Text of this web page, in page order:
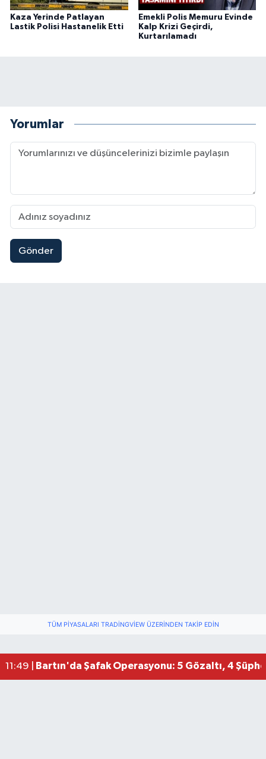
Kaza Yerinde Patlayan
Lastik Polisi Hastanelik Etti
Emekli Polis Memuru Evinde
Kalp Krizi Geçirdi,
Kurtarılamadı
Yorumlar
Gönder
TÜM PIYASALARI TRADINGVIEW ÜZERINDEN TAKIP EDIN
11:49 | Bartın'da Şafak Operasyonu: 5 Gözaltı, 4